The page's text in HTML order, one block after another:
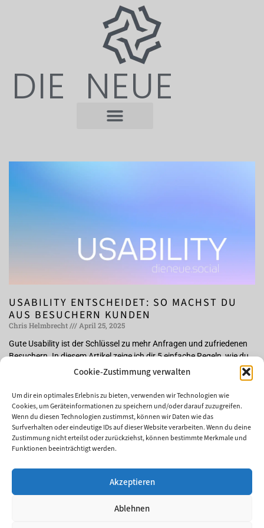
Cookie-Zustimmung verwalten
Um dir ein optimales Erlebnis zu bieten, verwenden wir Technologien wie
Cookies, um Geräteinformationen zu speichern und/oder darauf zuzugreifen.
Wenn du diesen Technologien zustimmst, können wir Daten wie das
Surfverhalten oder eindeutige IDs auf dieser Website verarbeiten. Wenn du deine
Zustimmung nicht erteilst oder zurückziehst, können bestimmte Merkmale und
Funktionen beeinträchtigt werden.
Akzeptieren
Ablehnen
DIE NEUE
USABILITY ENTSCHEIDET: SO MACHST DU
AUS BESUCHERN KUNDEN
Chris Helmbrecht
April 25, 2025
Gute Usability ist der Schlüssel zu mehr Anfragen und zufriedenen
Besuchern. In diesem Artikel zeige ich dir 5 einfache Regeln, wie du
deine Webseite benutzerfreundlicher machst – und damit
Weiterlesen »
DU BRAUCHST...